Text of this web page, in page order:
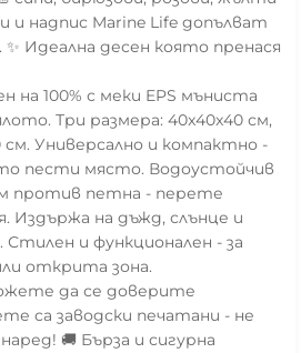
и надпис Marine Life допълват
✨ Идеална десен която пренася
на 100% с меки EPS мъниста
Три размера: 40x40x40 см,
см. Универсално и компактно -
пести място. Водоустойчив
против петна - перете
Издържа на дъжд, слънце и
и функционален - за
открита зона.
да се доверите
са заводски печатани - не
🚚 Бърза и сигурна